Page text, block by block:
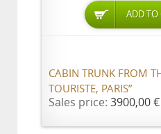
ADD TO
CABIN TRUNK FROM
TOURISTE, PARIS”
Sales price: 3900,00 €